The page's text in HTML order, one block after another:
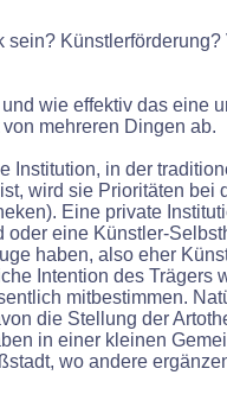
sein?
wie effektiv das eine
mehreren Dingen ab.
Institution, in der
wird sie Prioritäten bei
Eine private
oder eine Künstler-
haben, also eher
Intention des Trägers
mitbestimmen.
die Stellung der
in einer kleinen
wo andere